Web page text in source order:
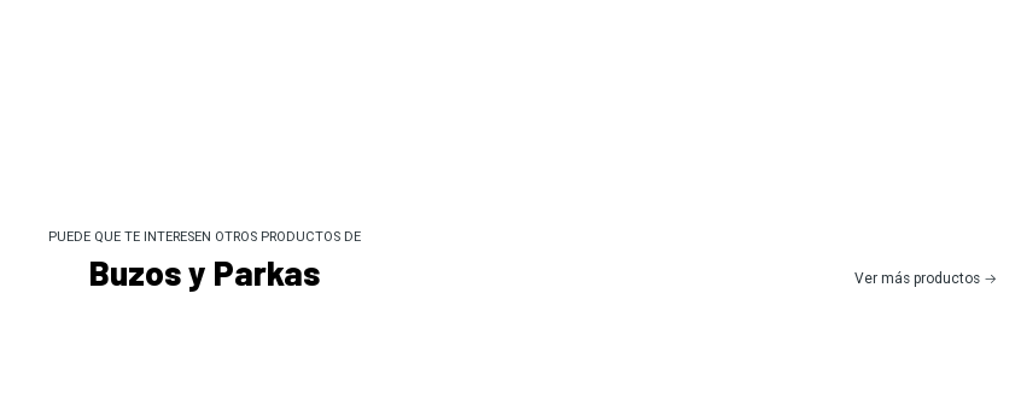
PUEDE QUE TE INTERESEN OTROS PRODUCTOS DE
Buzos y Parkas Ver más productos